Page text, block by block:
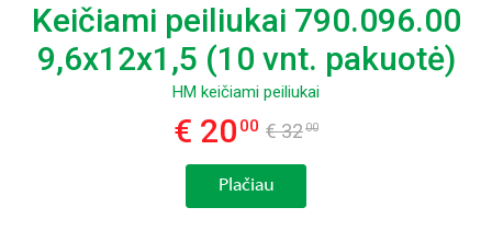
Keičiami peiliukai 790.096.00
9,6x12x1,5 (10 vnt. pakuotė)
HM keičiami peiliukai
€ 20 00 € 3200
Plačiau